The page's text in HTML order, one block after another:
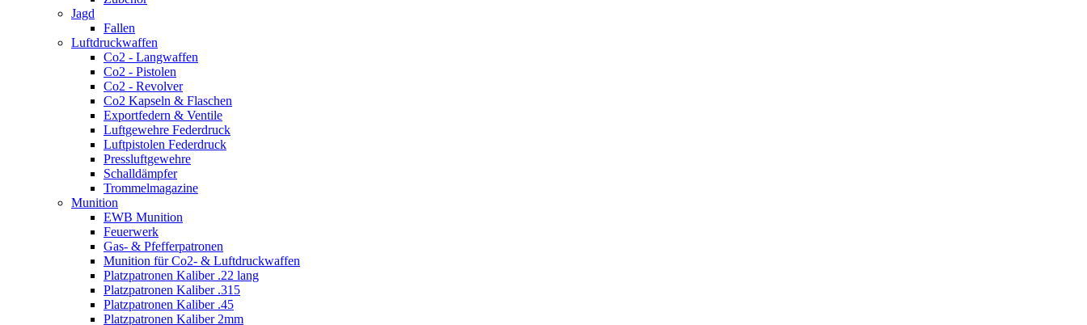
Jagd
Fallen
Luftdruckwaffen
Co2 - Langwaffen
Co2 - Pistolen
Co2 - Revolver
Co2 Kapseln & Flaschen
Exportfedern & Ventile
Luftgewehre Federdruck
Luftpistolen Federdruck
Pressluftgewehre
Schalldämpfer
Trommelmagazine
Munition
EWB Munition
Feuerwerk
Gas- & Pfefferpatronen
Munition für Co2- & Luftdruckwaffen
Platzpatronen Kaliber .22 lang
Platzpatronen Kaliber .315
Platzpatronen Kaliber .45
Platzpatronen Kaliber 2mm